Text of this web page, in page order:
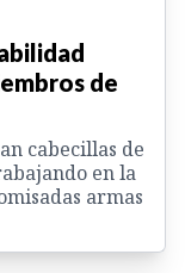
de
cabecillas de
en la
armas